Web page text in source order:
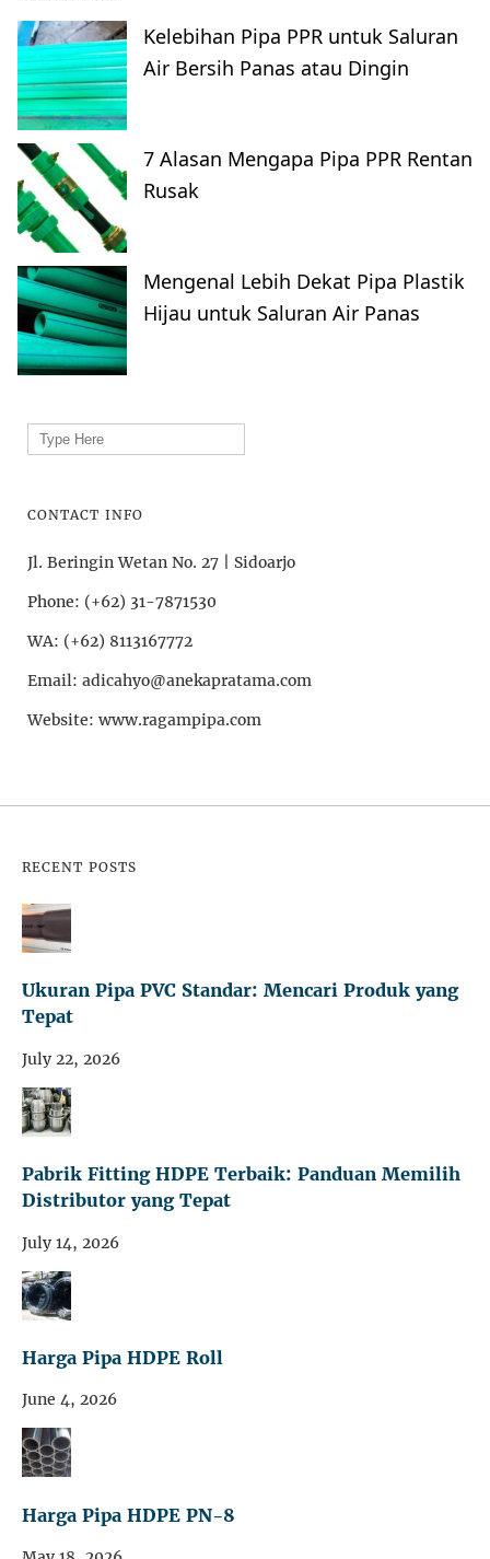
Kelebihan Pipa PPR untuk Saluran
Air Bersih Panas atau Dingin
7 Alasan Mengapa Pipa PPR Rentan
Rusak
Mengenal Lebih Dekat Pipa Plastik
Hijau untuk Saluran Air Panas
Search
for:
CONTACT INFO
Jl. Beringin Wetan No. 27 | Sidoarjo
Phone: (+62) 31-7871530
WA: (+62) 8113167772
Email: adicahyo@anekapratama.com
Website: www.ragampipa.com
RECENT POSTS
Ukuran Pipa PVC Standar: Mencari Produk yang
Tepat
July 22, 2026
Pabrik Fitting HDPE Terbaik: Panduan Memilih
Distributor yang Tepat
July 14, 2026
Harga Pipa HDPE Roll
June 4, 2026
Harga Pipa HDPE PN-8